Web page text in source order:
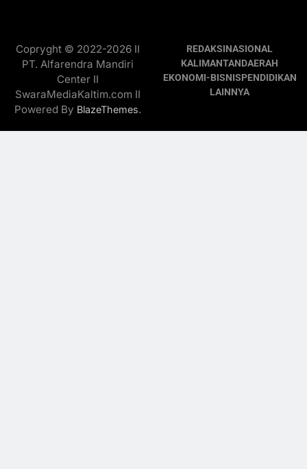
Copryght © 2022-2026 II
PT. Alfarendra Mandiri
Center II
SwaraMediaKaltim.com II
Powered By BlazeThemes.
REDAKSINASIONAL
KALIMANTANDAERAH
EKONOMI-BISNISPENDIDIKAN
LAINNYA